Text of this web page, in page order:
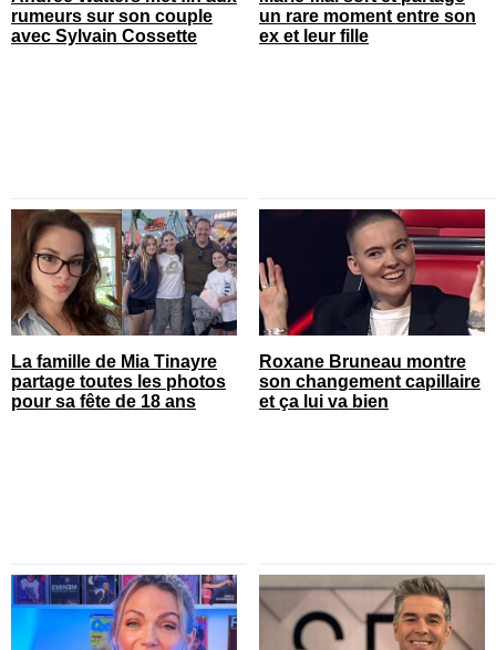
rumeurs sur son couple
avec Sylvain Cossette
un rare moment entre son
ex et leur fille
La famille de Mia Tinayre
partage toutes les photos
pour sa fête de 18 ans
Roxane Bruneau montre
son changement capillaire
et ça lui va bien